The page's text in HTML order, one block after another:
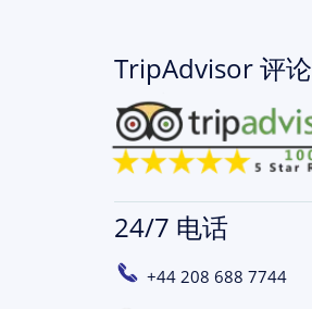
TripAdvisor 评论
24/7 电话
+44 208 688 7744